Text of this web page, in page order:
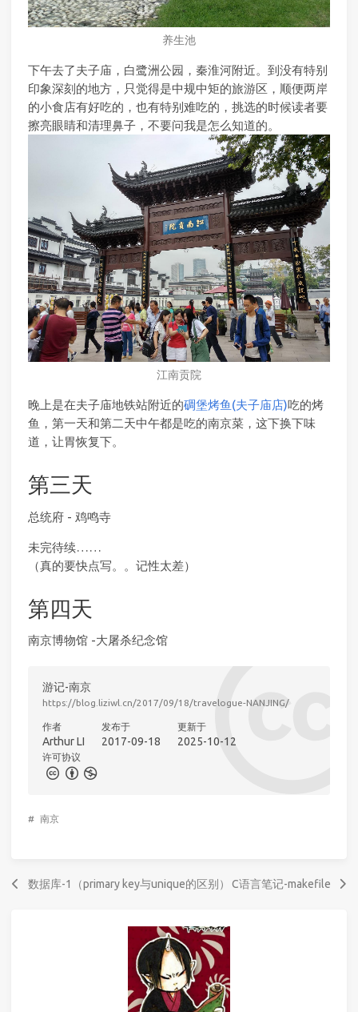
养生池
下午去了夫子庙，白鹭洲公园，秦淮河附近。到没有特别
印象深刻的地方，只觉得是中规中矩的旅游区，顺便两岸
的小食店有好吃的，也有特别难吃的，挑选的时候读者要
擦亮眼睛和清理鼻子，不要问我是怎么知道的。
江南贡院
晚上是在夫子庙地铁站附近的碉堡烤鱼(夫子庙店)吃的烤
鱼，第一天和第二天中午都是吃的南京菜，这下换下味
道，让胃恢复下。
第三天
总统府 - 鸡鸣寺
未完待续……
（真的要快点写。。记性太差）
第四天
南京博物馆 -大屠杀纪念馆
游记-南京
https://blog.liziwl.cn/2017/09/18/travelogue-NANJING/
作者
Arthur LI
发布于
2017-09-18
更新于
2025-10-12
许可协议
# 南京
数据库-1（primary key与unique的区别） C语言笔记-makefile